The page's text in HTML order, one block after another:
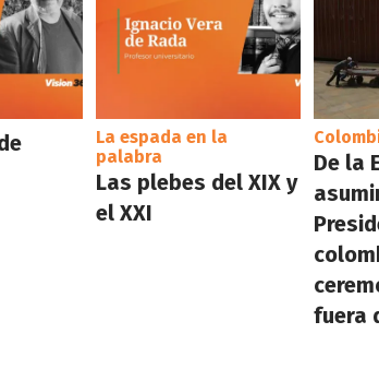
La espada en la
palabra
Las plebes del XIX y
el XXI
De la
fuera